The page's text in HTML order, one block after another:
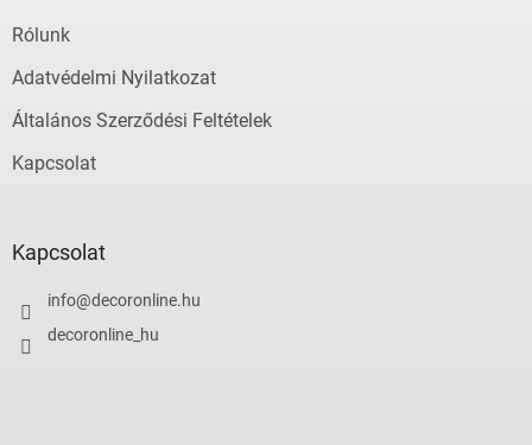
Rólunk
Adatvédelmi Nyilatkozat
Általános Szerződési Feltételek
Kapcsolat
Kapcsolat
info@decoronline.hu
decoronline_hu